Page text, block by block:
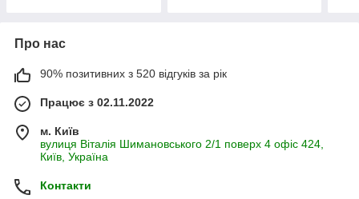
Про нас
90% позитивних з 520 відгуків за рік
Працює з 02.11.2022
м. Київ
вулиця Віталія Шимановського 2/1 поверх 4 офіс 424,
Київ, Україна
Контакти